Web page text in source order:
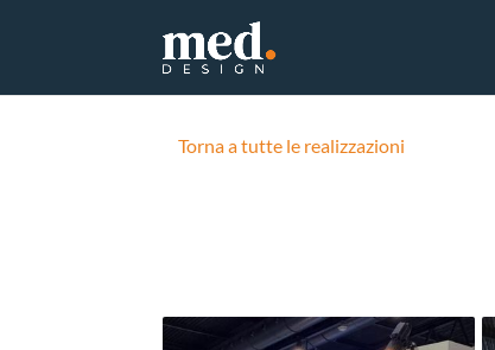
Torna a tutte le realizzazioni